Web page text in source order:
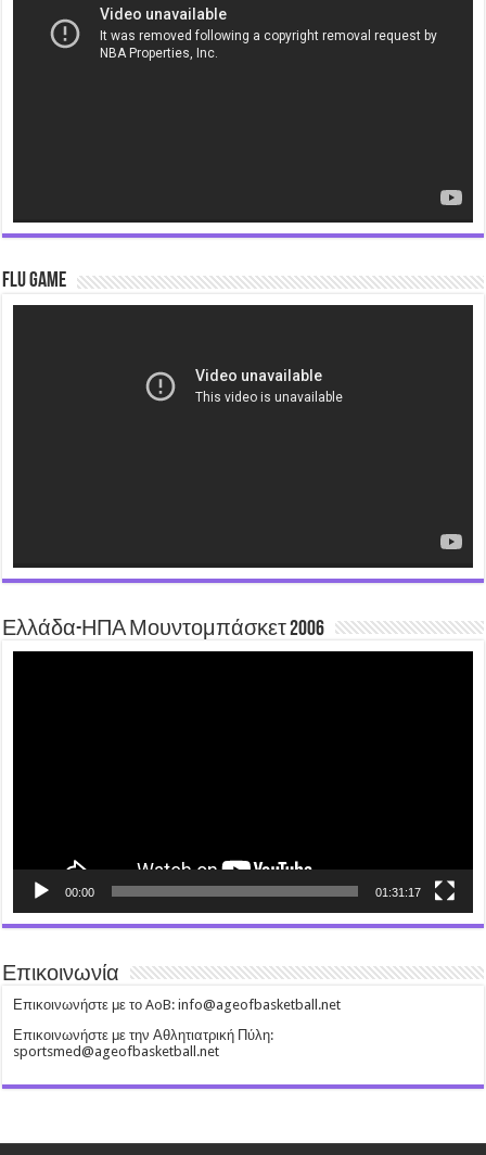
Flu Game
Ελλάδα-ΗΠΑ Μουντομπάσκετ 2006
00:00 01:31:17
Επικοινωνία
Επικοινωνήστε με το AoB: info@ageofbasketball.net
Επικοινωνήστε με την Αθλητιατρική Πύλη:
sportsmed@ageofbasketball.net